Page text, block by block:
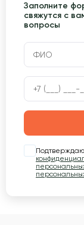
Заполните
свяжутся с
вопросы
Подтверждаю